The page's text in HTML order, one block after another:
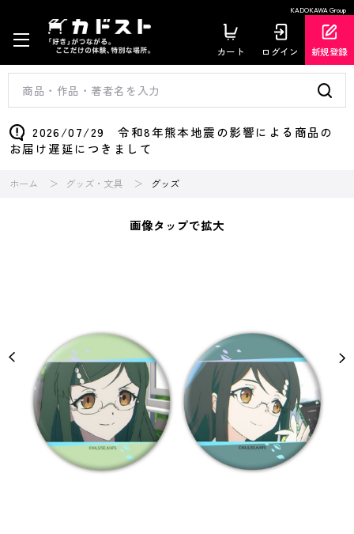
KADOKAWA Group
カート ログイン 新規登録
2026/07/29 令和8年熊本地震の影響による商品の
お届け遅延につきまして
ホーム グッズ・文具 グッズ
画像タップで拡大